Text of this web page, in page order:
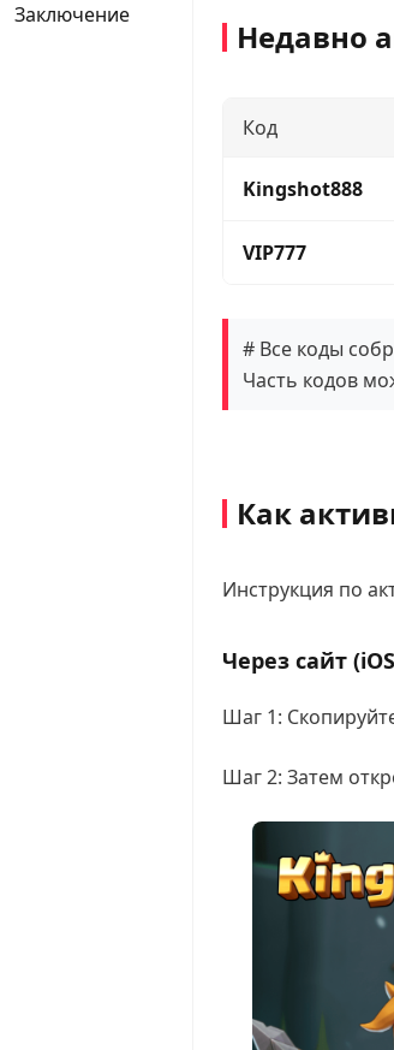
Заключение
Недавно
Код
Kingshot888
VIP777
# Все коды
Часть кодов
Как
Инструкция по
Через сайт
Шаг 1:
Шаг 2: Затем